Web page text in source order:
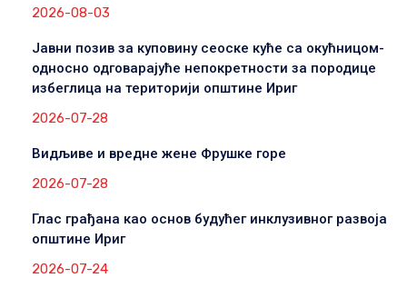
2026-08-03
Јавни позив за куповину сеоске куће са окућницом-
односно одговарајуће непокретности за породице
избеглица на територији општине Ириг
2026-07-28
Видљиве и вредне жене Фрушке горе
2026-07-28
Глас грађана као основ будућег инклузивног развоја
општине Ириг
2026-07-24